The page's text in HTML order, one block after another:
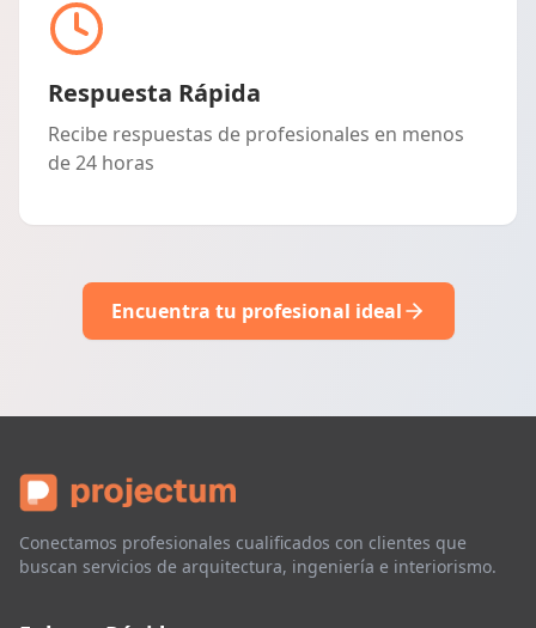
Respuesta Rápida
Recibe respuestas de profesionales en menos
de 24 horas
Encuentra tu profesional ideal
Conectamos profesionales cualificados con clientes que
buscan servicios de arquitectura, ingeniería e interiorismo.